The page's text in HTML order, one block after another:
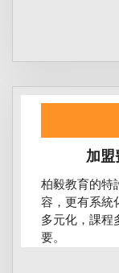
加
柏毅教育的特
容，更有系統
多元化，課程
要。